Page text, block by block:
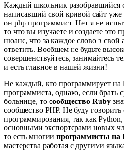
Каждый школьник разобравшийся
написавший свой кривой сайт уже
он php программист. Нет я не
то что вы изучаете и создаете это
нюанс, что за каждое слово в свой
ответить. Вообщем не будьте
совершенствуйтесь, занимайтесь
и есть главное в нашей жизни!
Не каждый, кто программирует на
программиста, однако, если брать
больнице, то сообщество Ruby
сообщество PHP. Не буду говорить
программирования, так как
основными экспортерами новых
то есть многии программисты на
мастерства работая с другими